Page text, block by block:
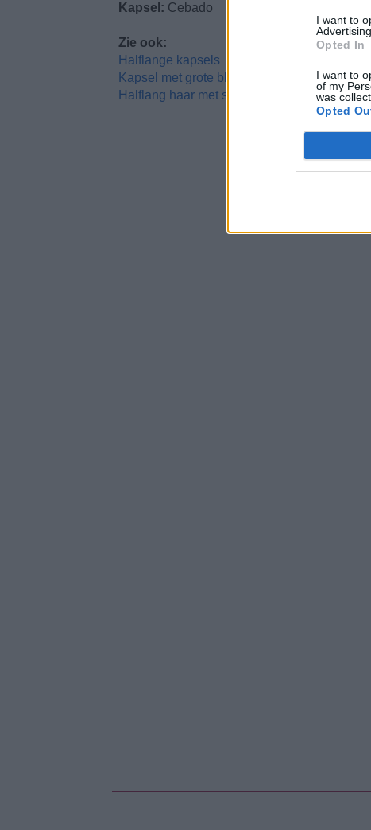
I want to
Advertising.
Opted In
I want to
of my
was
Opted
Kapsel: Cebado
Zie ook:
Halflange kapsels
Kapsel met grote blonde krullen
Halflang haar met sensuele golven